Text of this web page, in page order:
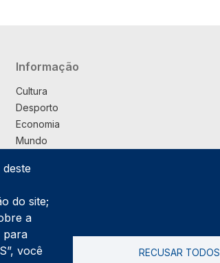
Navegação principal
Informação
Cultura
Desporto
Economia
Mundo
País
Praça
Pub
Saúde
Sociedade
do site;
a
para
você
RECUSAR TODOS